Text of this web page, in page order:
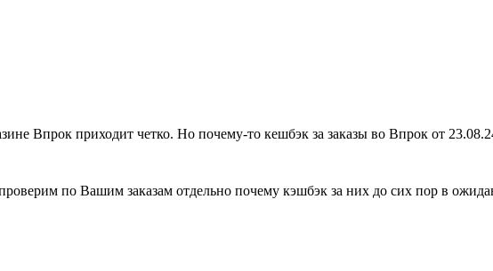
Впрок приходит четко. Но почему-то кешбэк за заказы во Впрок от
по Вашим заказам отдельно почему кэшбэк за них до сих пор в